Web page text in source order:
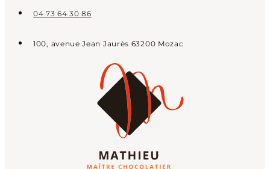
04 73 64 30 86
100, avenue Jean Jaurès 63200 Mozac